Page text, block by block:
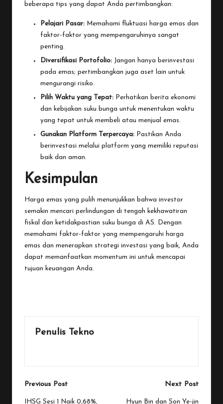
beberapa tips yang dapat Anda pertimbangkan:
Pelajari Pasar: Memahami fluktuasi harga emas dan
faktor-faktor yang mempengaruhinya sangat
penting.
Diversifikasi Portofolio: Jangan hanya berinvestasi
pada emas; pertimbangkan juga aset lain untuk
mengurangi risiko.
Pilih Waktu yang Tepat: Perhatikan berita ekonomi
dan kebijakan suku bunga untuk menentukan waktu
yang tepat untuk membeli atau menjual emas.
Gunakan Platform Terpercaya: Pastikan Anda
berinvestasi melalui platform yang memiliki reputasi
baik dan aman.
Kesimpulan
Harga emas yang pulih menunjukkan bahwa investor
semakin mencari perlindungan di tengah kekhawatiran
fiskal dan ketidakpastian suku bunga di AS. Dengan
memahami faktor-faktor yang mempengaruhi harga
emas dan menerapkan strategi investasi yang baik, Anda
dapat memanfaatkan momentum ini untuk mencapai
tujuan keuangan Anda.
Penulis Tekno
Post
Previous Post
IHSG Sesi 1 Naik 0,68%,
Next Post
Hyun Bin dan Son Ye-jin